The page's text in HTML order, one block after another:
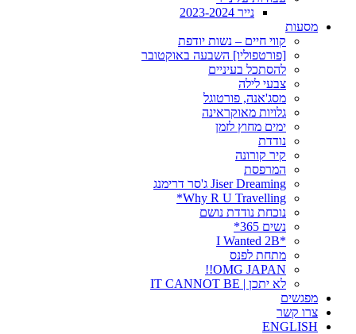
נייר 2023-2024
מסעות
קווי חיים – נשות יודפת
[פורטפוליו] השבעה באוקטובר
להסתכל בעיניים
צבעי לילה
מסג'אנה, פורטוגל
גלויות מאוקראינה
ימים מחוץ לזמן
נודדת
קיר קורונה
המרפסת
Jiser Dreaming ג'סר דרימנג
Why R U Travelling*
נוכחת נודדת נושם
נשים 365*
*I Wanted 2B
מתחת לפנס
OMG JAPAN!!
לא יתכן | IT CANNOT BE
מפגשים
צרו קשר
ENGLISH